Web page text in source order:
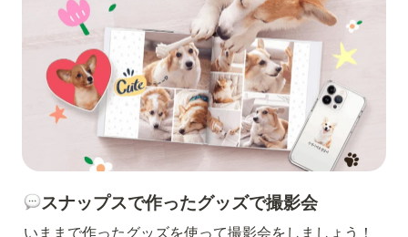
スナップスで作ったグッズで撮影会
いままで作ったグッズを使って撮影会をしましょう！